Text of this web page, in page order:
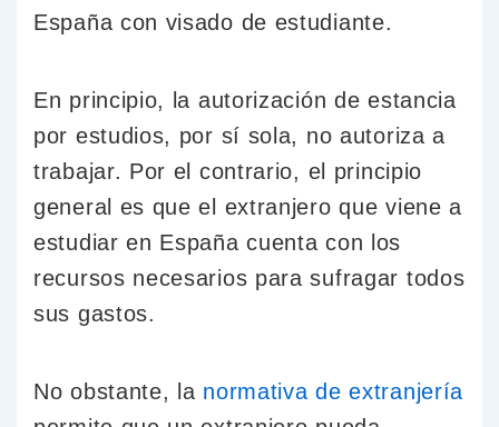
España con visado de estudiante.
En principio, la autorización de estancia
por estudios, por sí sola, no autoriza a
trabajar. Por el contrario, el principio
general es que el extranjero que viene a
estudiar en España cuenta con los
recursos necesarios para sufragar todos
sus gastos.
No obstante, la normativa de extranjería